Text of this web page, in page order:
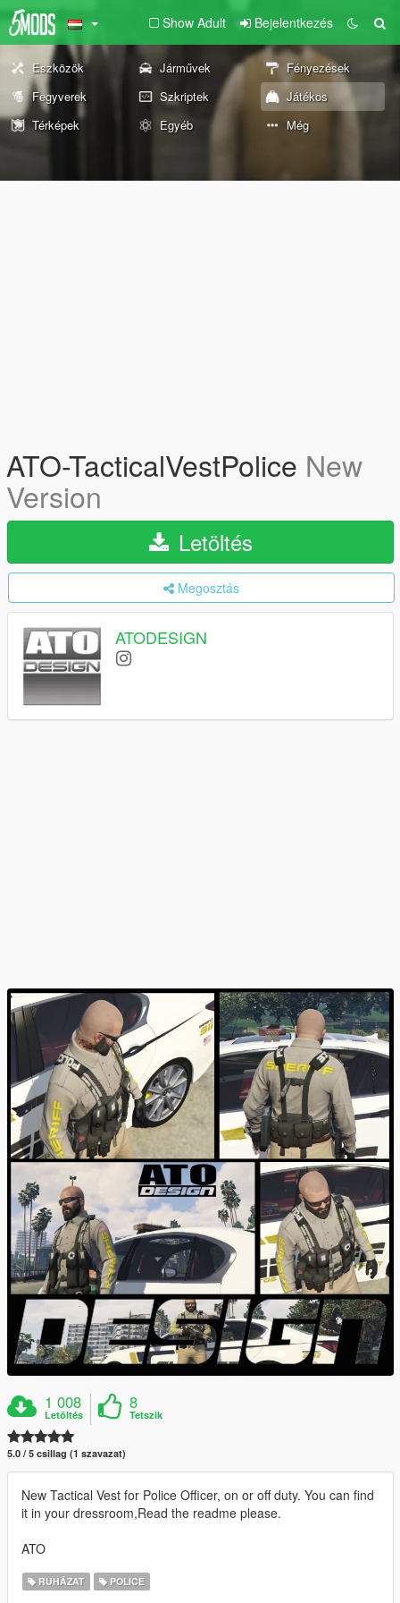
Show Adult Bejelentkezés
Eszközök Járművek
Fényezések
Fegyverek
Szkriptek
Játékos
Térképek
Egyéb Még
ATO-TacticalVestPolice New
Version
Letöltés
Megosztás
ATODESIGN
1 008
Letöltés
8
Tetszik
5.0 / 5 csillag (1 szavazat)
New Tactical Vest for Police Officer, on or off duty. You can find
it in your dressroom,Read the readme please.
ATO
RUHÁZAT POLICE